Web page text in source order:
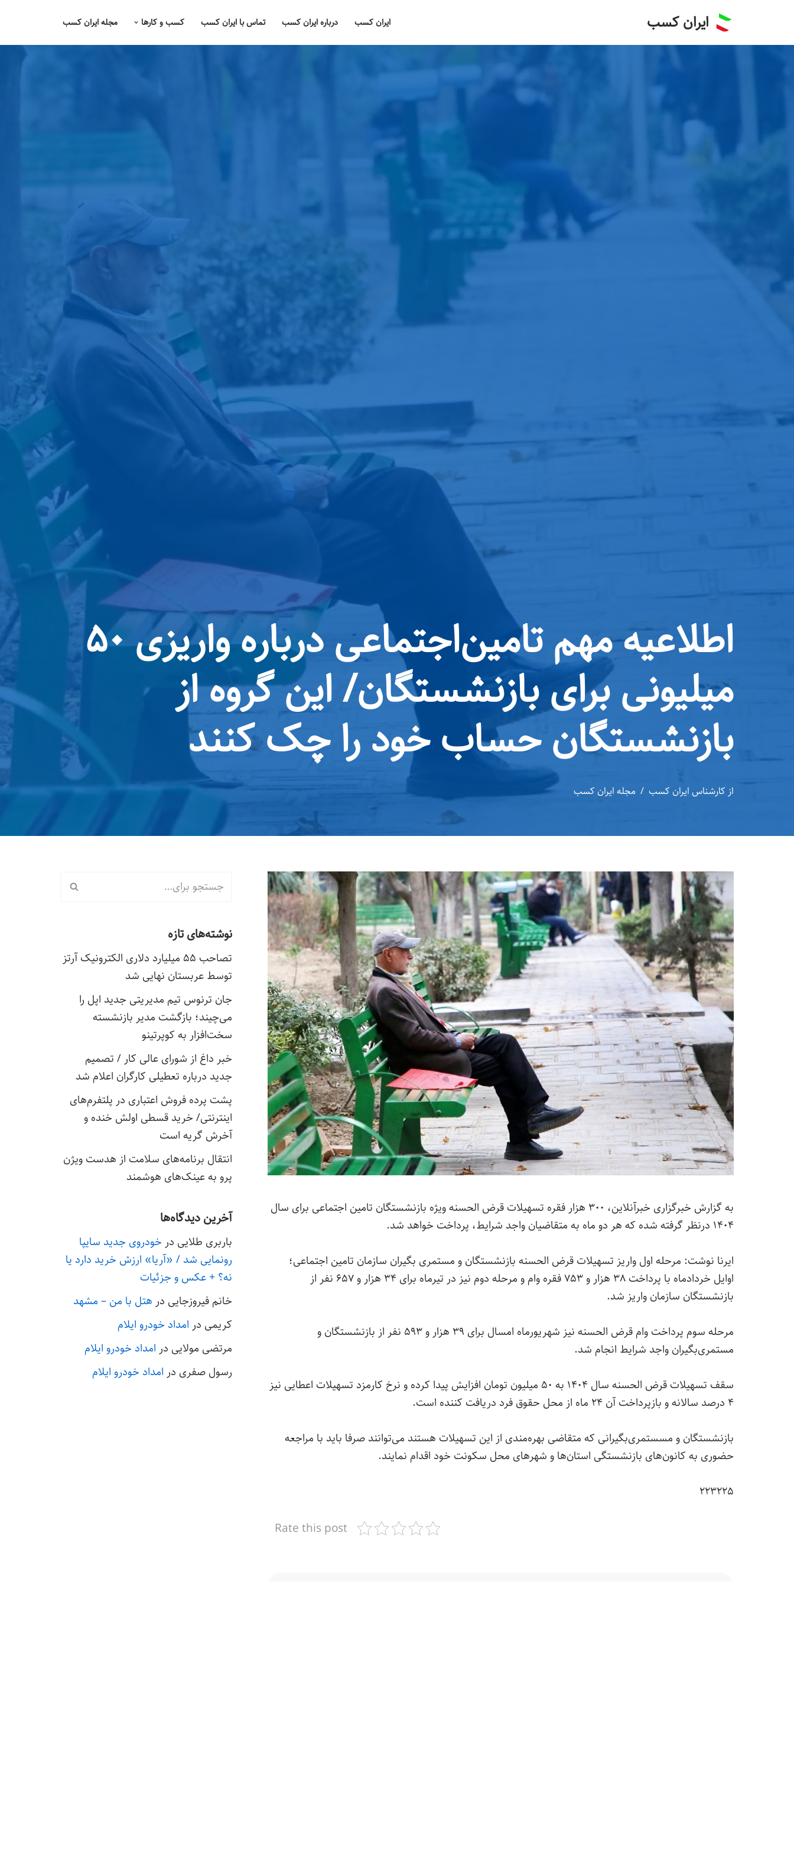
ایران کسب ایران کسب درباره ایران کسب تماس با ایران کسب کسب و کارها مجله ایران کسب
اطلاعیه مهم تامین‌اجتماعی درباره واریزی ۵۰
میلیونی برای بازنشستگان/ این گروه از
بازنشستگان حساب خود را چک کنند
از کارشناس ایران کسب مجله ایران کسب
به گزارش خبرگزاری خبرآنلاین، ۳۰۰ هزار فقره تسهیلات قرض الحسنه ویژه بازنشستگان تامین اجتماعی برای سال
۱۴۰۴ درنظر گرفته شده که هر دو ماه به متقاضیان واجد شرایط، پرداخت خواهد شد.
ایرنا نوشت: مرحله اول واریز تسهیلات قرض الحسنه بازنشستگان و مستمری بگیران سازمان تامین اجتماعی؛
اوایل خردادماه با پرداخت ۳۸ هزار و ۷۵۳ فقره وام و مرحله دوم نیز در تیرماه برای ۳۴ هزار و ۶۵۷ نفر از
بازنشستگان سازمان واریز شد.
مرحله سوم پرداخت وام قرض الحسنه نیز شهریورماه امسال برای ۳۹ هزار و ۵۹۳ نفر از بازنشستگان و
مستمری‌بگیران واجد شرایط انجام شد.
سقف تسهیلات قرض الحسنه سال ۱۴۰۴ به ۵۰ میلیون تومان افزایش پیدا کرده و نرخ کارمزد تسهیلات اعطایی نیز
۴ درصد سالانه و بازپرداخت آن ۲۴ ماه از محل حقوق فرد دریافت کننده است.
بازنشستگان و مسستمری‌بگیرانی که متقاضی بهره‌مندی از این تسهیلات هستند می‌توانند صرفا باید با مراجعه
حضوری به کانون‌های بازنشستگی استان‌‎ها و شهرهای محل سکونت خود اقدام نمایند.
۲۲۳۲۲۵
Rate this post
نوشته‌های تازه
تصاحب ۵۵ میلیارد دلاری الکترونیک آرتز
توسط عربستان نهایی شد
جان ترنوس تیم مدیریتی جدید اپل را
می‌چیند؛ بازگشت مدیر بازنشسته
سخت‌افزار به کوپرتینو
خبر داغ از شورای عالی کار / تصمیم
جدید درباره تعطیلی کارگران اعلام شد
پشت پرده فروش اعتباری در پلتفرم‌های
اینترنتی/ خرید قسطی اولش خنده و
آخرش گریه است
انتقال برنامه‌های سلامت از هدست ویژن
پرو به عینک‌های هوشمند
آخرین دیدگاه‌ها
باربری طلایی در خودروی جدید سایپا
رونمایی شد / «آریا» ارزش خرید دارد یا
نه؟ + عکس و جزئیات
خانم فیروزجایی در هتل با من – مشهد
کریمی در امداد خودرو ایلام
مرتضی مولایی در امداد خودرو ایلام
رسول صفری در امداد خودرو ایلام